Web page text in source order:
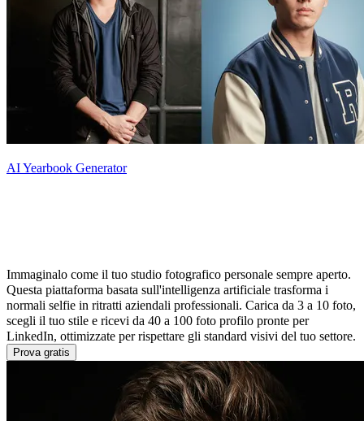
AI Yearbook Generator
Immaginalo come il tuo studio fotografico personale sempre aperto.
Questa piattaforma basata sull'intelligenza artificiale trasforma i
normali selfie in ritratti aziendali professionali. Carica da 3 a 10 foto,
scegli il tuo stile e ricevi da 40 a 100 foto profilo pronte per
LinkedIn, ottimizzate per rispettare gli standard visivi del tuo settore.
Prova gratis